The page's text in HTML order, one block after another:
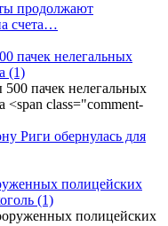
продолжают
счета…
пачек нелегальных
(1)
Риги обернулась для
полицейских
(1)